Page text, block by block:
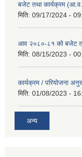
बजेट तथा कार्यक्रम
मिति: 09/17/2024 -
आव २०८०-८१ को बजेट
मिति: 08/15/2023 -
कार्यक्रम / परियोजना
मिति: 01/08/2023 -
अन्य